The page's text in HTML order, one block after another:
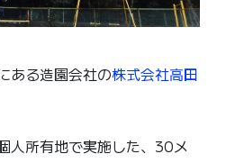
ある造園会社の株式会社高田
人所有地で実施した、30メ